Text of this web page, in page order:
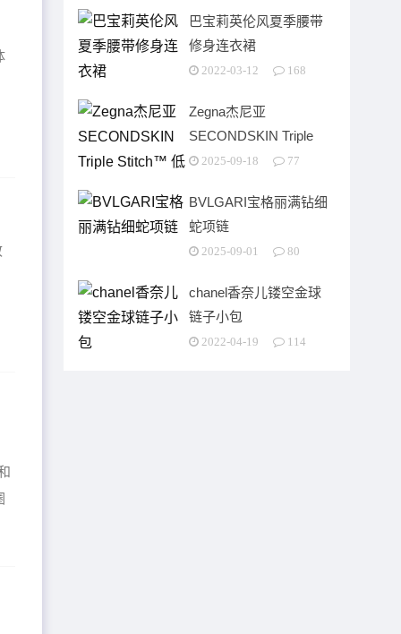
巴宝莉英伦风夏季腰带
修身连衣裙
2022-03-12 168
Zegna杰尼亚
SECONDSKIN Triple
Stitch™ 低帮运动鞋
2025-09-18 77
BVLGARI宝格丽满钻细
蛇项链
2025-09-01 80
chanel香奈儿镂空金球
链子小包
2022-04-19 114